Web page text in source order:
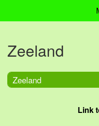
Zeeland
Zeeland
Link